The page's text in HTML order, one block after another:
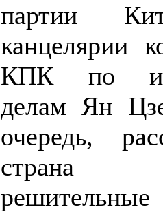
партии
канцелярии
КПК по
делам Ян
очередь,
страна